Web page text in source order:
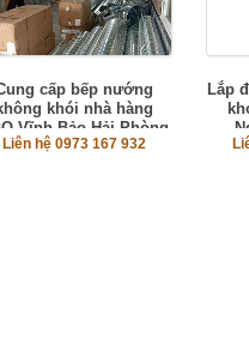
cấp bếp nướng
khói nhà hàng
Vĩnh Bảo Hải Phòng
Liên hệ 0973 167 932
Lắp